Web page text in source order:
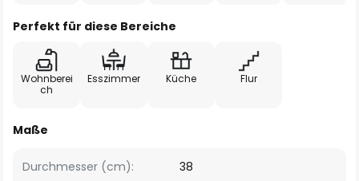
Perfekt für diese Bereiche
Wohnberei
ch
Esszimmer Küche Flur
Maße
Durchmesser (cm): 38